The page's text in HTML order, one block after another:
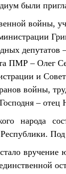
были
войны,
ПМР – Олег
и
войны,
– отец
народа
вручение